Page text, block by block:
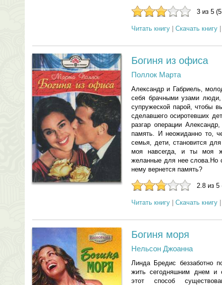
3 из 5
Читать книгу Скачать книгу
Богиня из офиса
Поллок Марта
Александр и Габриель,
себя брачными узами люди,
супружеской парой, чтобы
сделавшего осиротевших
разгар операции
память. И неожиданно то,
семья, дети, становится
моя навсегда, и ты моя
желанные для нее слова.Но
нему вернется память?
2.8 из 5
Читать книгу Скачать книгу
Богиня моря
Нельсон Джоанна
Линда Бредис беззаботно
жить сегодняшним днем и
этот способ